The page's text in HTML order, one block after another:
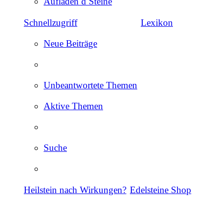
Schnellzugriff
Neue Beiträge
Unbeantwortete Themen
Aktive Themen
Suche
Lexikon
Heilstein nach Wirkungen? Edelsteine Shop